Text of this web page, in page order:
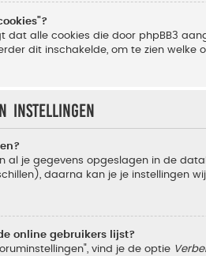
dat alle cookies die door phpBB3
dit inschakelde, om te zien welke
instellingen
al je gegevens opgeslagen in de
daarna kan je je instellingen
online gebruikers lijst?
vind je de optie